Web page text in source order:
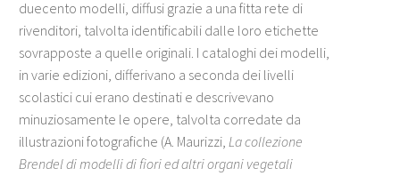
duecento modelli, diffusi grazie a una fitta rete di
rivenditori, talvolta identificabili dalle loro etichette
sovrapposte a quelle originali. I cataloghi dei modelli,
in varie edizioni, differivano a seconda dei livelli
scolastici cui erano destinati e descrivevano
minuziosamente le opere, talvolta corredate da
illustrazioni fotografiche (A. Maurizzi, La collezione
Brendel di modelli di fiori ed altri organi vegetali